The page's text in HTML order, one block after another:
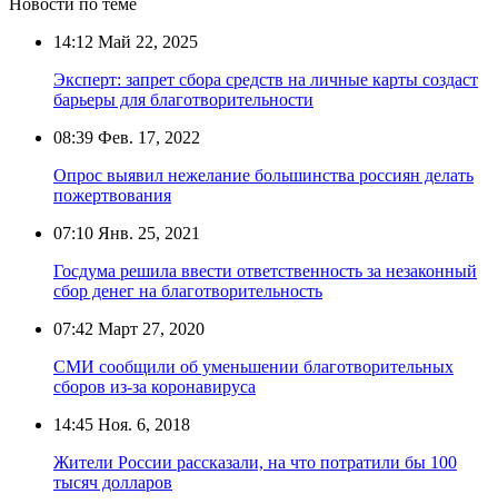
14:12 Май 22, 2025
Эксперт: запрет сбора средств на личные карты создаст
барьеры для благотворительности
08:39 Фев. 17, 2022
Опрос выявил нежелание большинства россиян делать
пожертвования
07:10 Янв. 25, 2021
Госдума решила ввести ответственность за незаконный
сбор денег на благотворительность
07:42 Март 27, 2020
СМИ сообщили об уменьшении благотворительных
сборов из-за коронавируса
14:45 Ноя. 6, 2018
Жители России рассказали, на что потратили бы 100
тысяч долларов